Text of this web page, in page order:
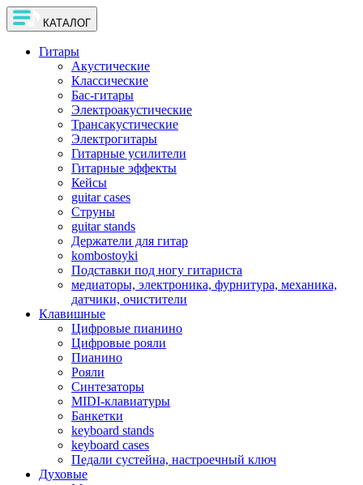
КАТАЛОГ
Гитары
Акустические
Классические
Бас-гитары
Электроакустические
Трансакустические
Электрогитары
Гитарные усилители
Гитарные эффекты
Кейсы
guitar cases
Струны
guitar stands
Держатели для гитар
kombostoyki
Подставки под ногу гитариста
медиаторы, электроника, фурнитура, механика,
датчики, очистители
Клавишные
Цифровые пианино
Цифровые рояли
Пианино
Рояли
Синтезаторы
MIDI-клавиатуры
Банкетки
keyboard stands
keyboard cases
Педали сустейна, настроечный ключ
Духовые